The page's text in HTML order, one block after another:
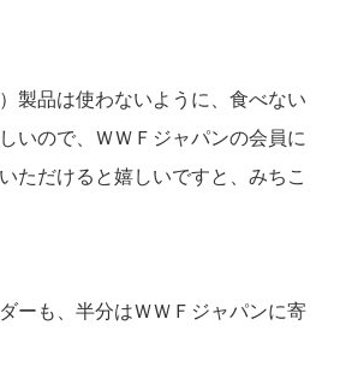
製品は使わないように、食べない
いので、ＷＷＦジャパンの会員に
ただけると嬉しいですと、みちこ
ーも、半分はＷＷＦジャパンに寄